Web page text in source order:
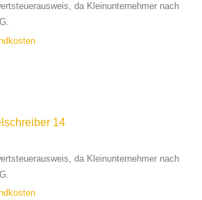
da Kleinunternehmer nach
14
da Kleinunternehmer nach